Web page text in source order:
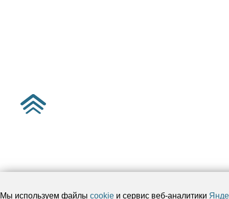
Мы используем файлы cookie и сервис веб-аналитики